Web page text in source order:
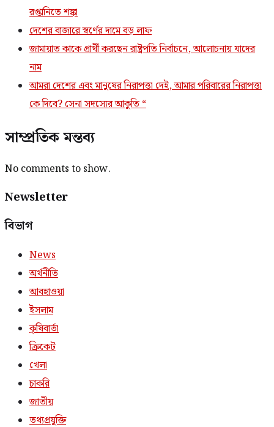
রপ্তানিতে শঙ্কা
দেশের বাজারে স্বর্ণের দামে বড় লাফ
জামায়াত কাকে প্রার্থী করছেন রাষ্ট্রপতি নির্বাচনে, আলোচনায় যাদের
নাম
আমরা দেশের এবং মানুষের নিরাপত্তা দেই, আমার পরিবারের নিরাপত্তা
কে দিবে? সেনা সদস্যের আকুতি “
সাম্প্রতিক মন্তব্য
No comments to show.
Newsletter
বিভাগ
News
অর্থনীতি
আবহাওয়া
ইসলাম
কৃষিবার্তা
ক্রিকেট
খেলা
চাকরি
জাতীয়
তথ্যপ্রযুক্তি